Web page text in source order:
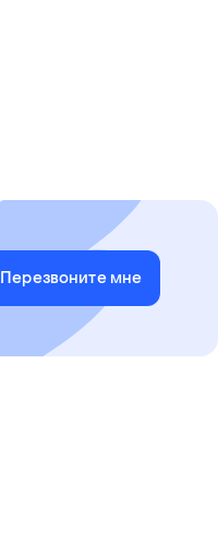
Перезвоните мне